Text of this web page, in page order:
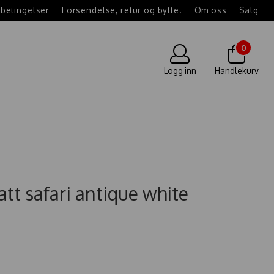
Forsendelse, retur og bytte. Om oss Salg
Logg inn
0
Handlekurv
safari antique white